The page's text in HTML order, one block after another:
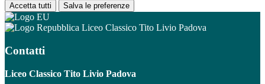
Accetta tutti Salva le preferenze
Liceo Classico Tito Livio Padova
Contatti
Liceo Classico Tito Livio Padova